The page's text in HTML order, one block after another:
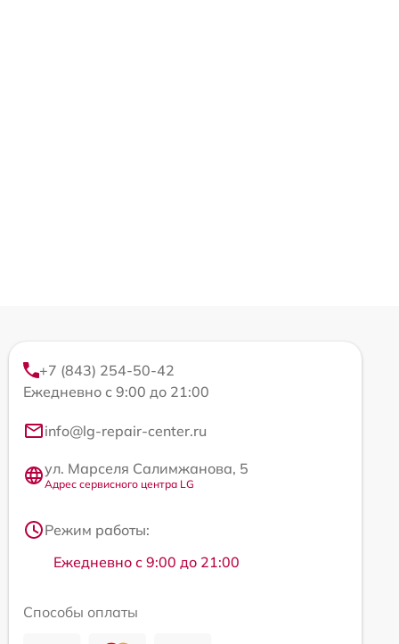
+7 (843) 254-50-42
Ежедневно с 9:00 до 21:00
info@lg-repair-center.ru
ул. Марселя Салимжанова, 5
Адрес сервисного центра LG
Режим работы:
Ежедневно с 9:00 до 21:00
Способы оплаты